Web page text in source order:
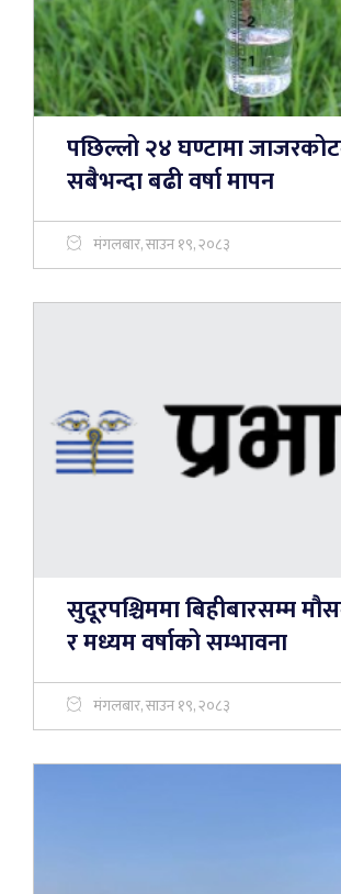
पछिल्लो २४ घण्टामा
सबैभन्दा बढी वर्षा मापन
मंगलबार, साउन १९, २०८३
सुदूरपश्चिममा बिहीबारसम्म
र मध्यम वर्षाको सम्भावना
मंगलबार, साउन १९, २०८३